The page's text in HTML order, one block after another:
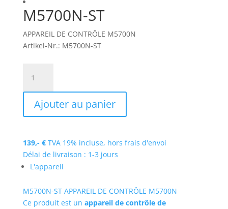
M5700N-ST
APPAREIL DE CONTRÔLE M5700N
Artikel-Nr.: M5700N-ST
M5700N-
Ajouter au panier
139,- €TVA 19% incluse, hors frais d'envoi
Délai de livraison : 1-3 jours
L'appareil
M5700N-ST APPAREIL DE CONTRÔLE M5700N
Ce produit est un appareil de contrôle de